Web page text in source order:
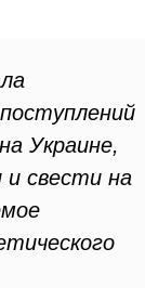
Украине,
свести на